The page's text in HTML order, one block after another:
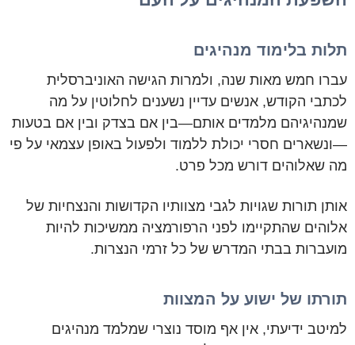
תלות בלימוד מנהיגים
עברו חמש מאות שנה, ולמרות הגישה האוניברסלית
לכתבי הקודש, אנשים עדיין נשענים לחלוטין על מה
שמנהיגיהם מלמדים אותם—בין אם בצדק ובין אם בטעות
—ונשארים חסרי יכולת ללמוד ולפעול באופן עצמאי על פי
מה שאלוהים דורש מכל פרט.
אותן תורות שגויות לגבי מצוותיו הקדושות והנצחיות של
אלוהים שהתקיימו לפני הרפורמציה ממשיכות להיות
מועברות בבתי המדרש של כל זרמי הנצרות.
תורתו של ישוע על המצוות
למיטב ידיעתי, אין אף מוסד נוצרי שמלמד מנהיגים